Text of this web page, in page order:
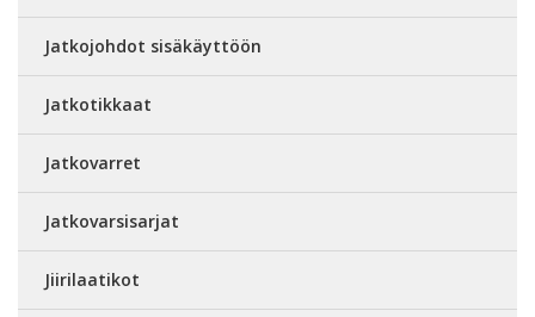
Jatkojohdot sisäkäyttöön
Jatkotikkaat
Jatkovarret
Jatkovarsisarjat
Jiirilaatikot